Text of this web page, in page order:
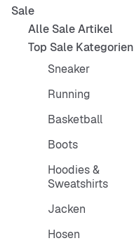
Sale
Alle Sale Artikel
Top Sale Kategorien
Sneaker
Running
Basketball
Boots
Hoodies &
Sweatshirts
Jacken
Hosen